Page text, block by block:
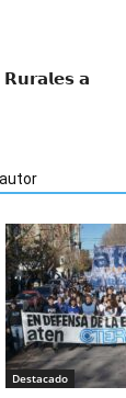
𝗮
Destacado